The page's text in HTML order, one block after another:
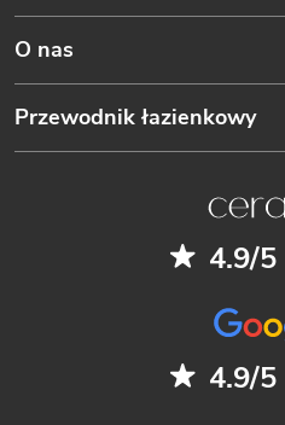
O nas
Przewodnik łazienkowy
4.9/5
4.9/5